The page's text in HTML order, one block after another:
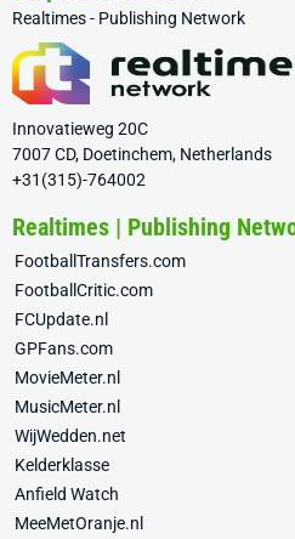
Realtimes - Publishing Network
Innovatieweg 20C
7007 CD, Doetinchem, Netherlands
+31(315)-764002
Realtimes | Publishing
FootballTransfers.com
FootballCritic.com
FCUpdate.nl
GPFans.com
MovieMeter.nl
MusicMeter.nl
WijWedden.net
Kelderklasse
Anfield Watch
MeeMetOranje.nl